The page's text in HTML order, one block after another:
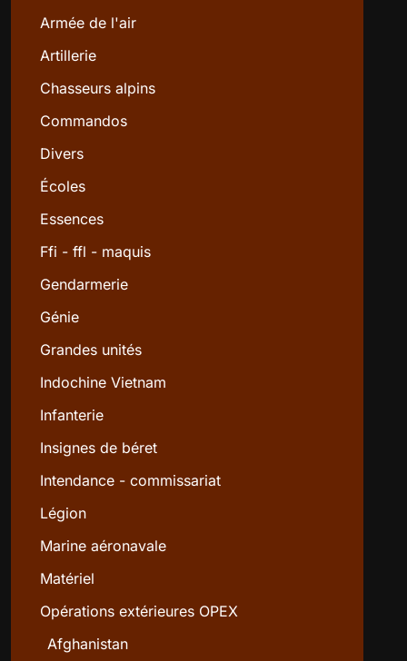
Armée de l'air
Artillerie
Chasseurs alpins
Commandos
Divers
Écoles
Essences
Ffi - ffl - maquis
Gendarmerie
Génie
Grandes unités
Indochine Vietnam
Infanterie
Insignes de béret
Intendance - commissariat
Légion
Marine aéronavale
Matériel
Opérations extérieures OPEX
Afghanistan